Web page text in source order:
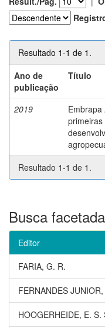
Resultado 1-1 de 1.
Ano de
publicação
Título
2019
Embrapa
Resultado 1-1 de 1.
Busca facetada
Editor
FARIA, G. R.
FERNANDES JUNIOR,
HOOGERHEIDE, E. S.